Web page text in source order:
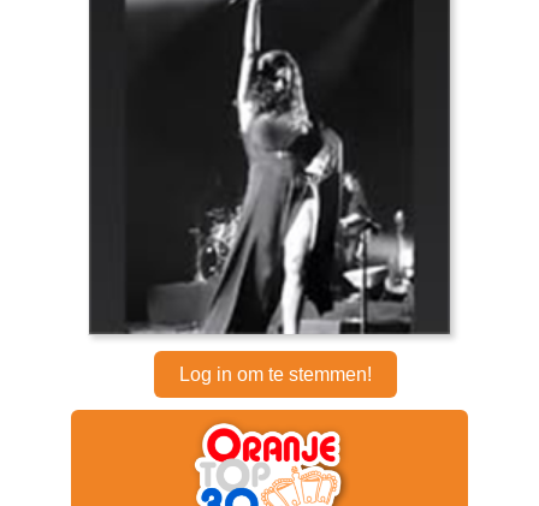
Log in om te stemmen!